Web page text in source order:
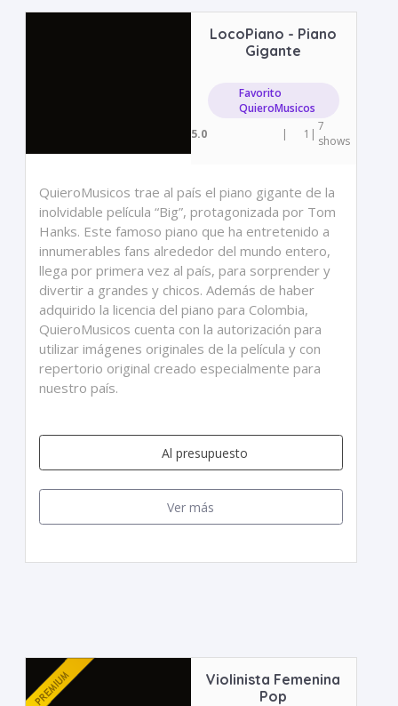
LocoPiano - Piano
Gigante
Favorito
QuieroMusicos
5.0
| 1 | 7
shows
QuieroMusicos trae al país el piano gigante de la
inolvidable película “Big”, protagonizada por Tom
Hanks. Este famoso piano que ha entretenido a
innumerables fans alrededor del mundo entero,
llega por primera vez al país, para sorprender y
divertir a grandes y chicos. Además de haber
adquirido la licencia del piano para Colombia,
QuieroMusicos cuenta con la autorización para
utilizar imágenes originales de la película y con
repertorio original creado especialmente para
nuestro país.
Al presupuesto
Ver más
Violinista Femenina
Pop